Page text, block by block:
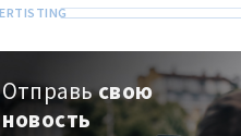
Отправьсвою
новость